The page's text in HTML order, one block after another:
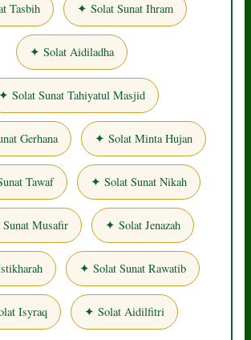
Tasbih ✦ Solat Sunat Ihram
✦ Solat Aidiladha
✦ Solat Sunat Tahiyatul Masjid
Gerhana ✦ Solat Minta Hujan
Tawaf ✦ Solat Sunat Nikah
Musafir ✦ Solat Jenazah
✦ Solat Sunat Rawatib
Isyraq ✦ Solat Aidilfitri